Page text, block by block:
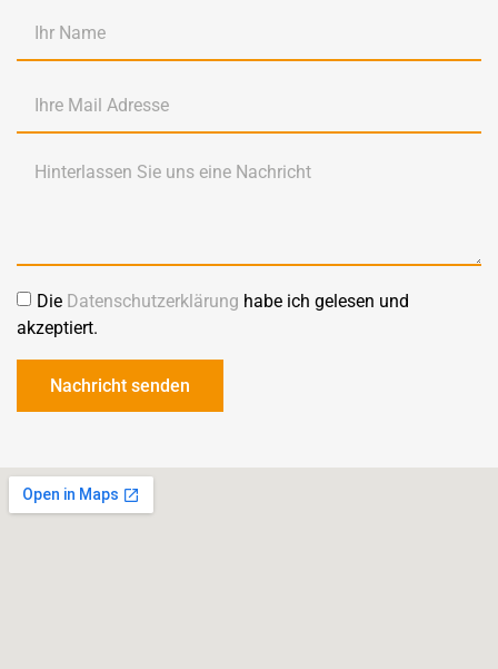
Die Datenschutzerklärung habe ich gelesen und
akzeptiert.
Nachricht senden